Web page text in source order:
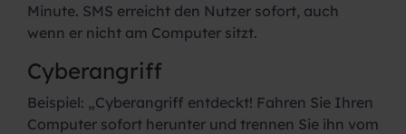
Minute. SMS erreicht den Nutzer sofort, auch
wenn er nicht am Computer sitzt.
Cyberangriff
Beispiel: „Cyberangriff entdeckt! Fahren Sie Ihren
Computer sofort herunter und trennen Sie ihn vom